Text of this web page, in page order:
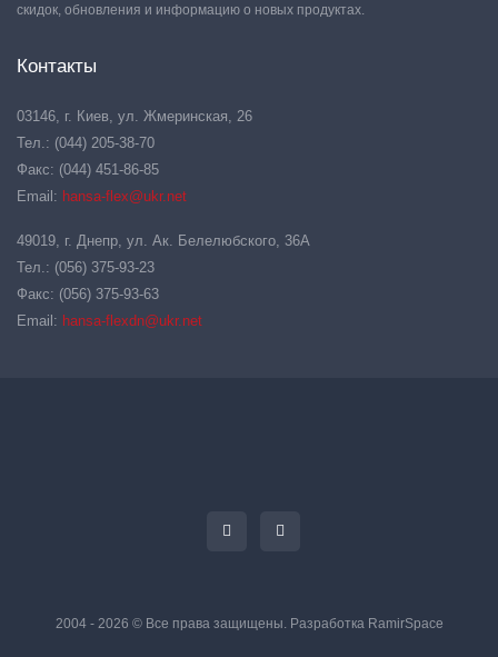
скидок, обновления и информацию о новых продуктах.
Контакты
03146, г. Киев, ул. Жмеринская, 26
Тел.: (044) 205-38-70
Факс: (044) 451-86-85
Email: hansa-flex@ukr.net
49019, г. Днепр, ул. Ак. Белелюбского, 36А
Тел.: (056) 375-93-23
Факс: (056) 375-93-63
Email: hansa-flexdn@ukr.net
2004 - 2026 © Все права защищены. Разработка RamirSpace